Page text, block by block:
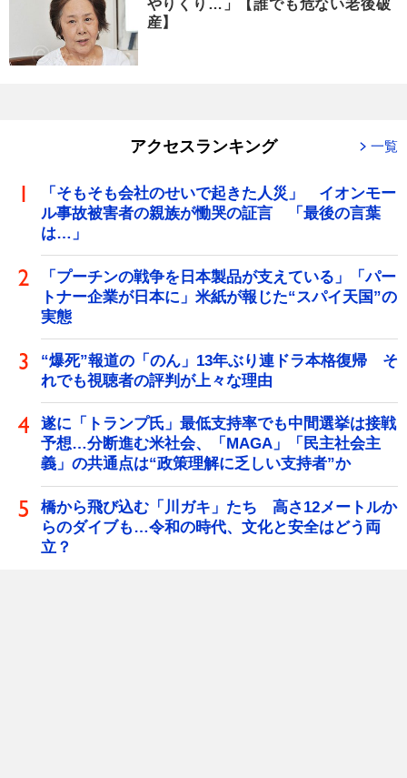
やりくり…」【誰でも危ない老後破
産】
アクセスランキング 一覧
「そもそも会社のせいで起きた人災」 イオンモー
ル事故被害者の親族が慟哭の証言 「最後の言葉
は…」
「プーチンの戦争を日本製品が支えている」「パー
トナー企業が日本に」米紙が報じた“スパイ天国”の
実態
“爆死”報道の「のん」13年ぶり連ドラ本格復帰 そ
れでも視聴者の評判が上々な理由
遂に「トランプ氏」最低支持率でも中間選挙は接戦
予想…分断進む米社会、「MAGA」「民主社会主
義」の共通点は“政策理解に乏しい支持者”か
橋から飛び込む「川ガキ」たち 高さ12メートルか
らのダイブも…令和の時代、文化と安全はどう両
立？